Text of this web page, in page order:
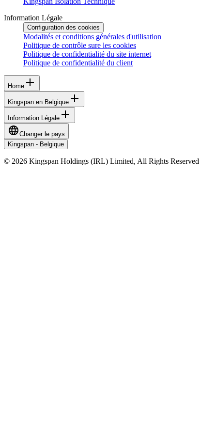
Information Légale
Configuration des cookies
Modalités et conditions générales d'utilisation
Politique de contrôle sure les cookies
Politique de confidentialité du site internet
Politique de confidentialité du client
Home
Kingspan en Belgique
Information Légale
Changer le pays
Kingspan - Belgique
© 2026 Kingspan Holdings (IRL) Limited, All Rights Reserved